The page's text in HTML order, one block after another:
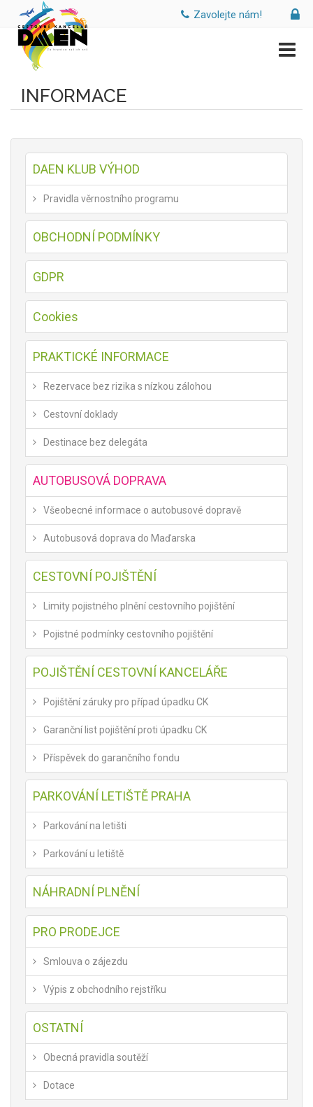
Zavolejte nám!
INFORMACE
DAEN KLUB VÝHOD
Pravidla věrnostního programu
OBCHODNÍ PODMÍNKY
GDPR
Cookies
PRAKTICKÉ INFORMACE
Rezervace bez rizika s nízkou zálohou
Cestovní doklady
Destinace bez delegáta
AUTOBUSOVÁ DOPRAVA
Všeobecné informace o autobusové dopravě
Autobusová doprava do Maďarska
CESTOVNÍ POJIŠTĚNÍ
Limity pojistného plnění cestovního pojištění
Pojistné podmínky cestovního pojištění
POJIŠTĚNÍ CESTOVNÍ KANCELÁŘE
Pojištění záruky pro případ úpadku CK
Garanční list pojištění proti úpadku CK
Příspěvek do garančního fondu
PARKOVÁNÍ LETIŠTĚ PRAHA
Parkování na letišti
Parkování u letiště
NÁHRADNÍ PLNĚNÍ
PRO PRODEJCE
Smlouva o zájezdu
Výpis z obchodního rejstříku
OSTATNÍ
Obecná pravidla soutěží
Dotace